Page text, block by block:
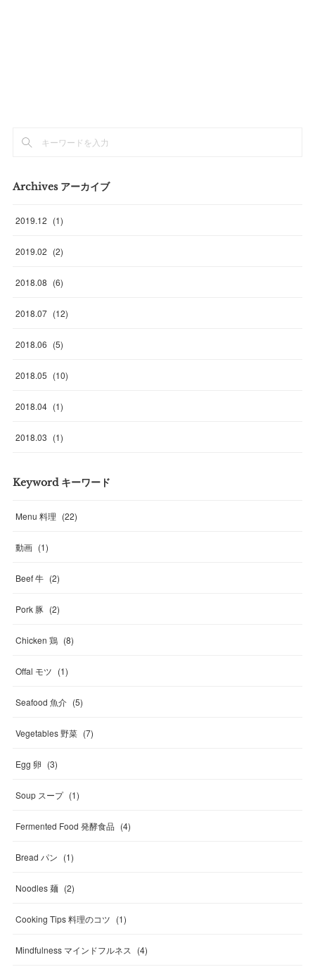
Archives アーカイブ
2019.12 (1)
2019.02 (2)
2018.08 (6)
2018.07 (12)
2018.06 (5)
2018.05 (10)
2018.04 (1)
2018.03 (1)
Keyword キーワード
Menu 料理 (22)
動画 (1)
Beef 牛 (2)
Pork 豚 (2)
Chicken 鶏 (8)
Offal モツ (1)
Seafood 魚介 (5)
Vegetables 野菜 (7)
Egg 卵 (3)
Soup スープ (1)
Fermented Food 発酵食品 (4)
Bread パン (1)
Noodles 麺 (2)
Cooking Tips 料理のコツ (1)
Mindfulness マインドフルネス (4)